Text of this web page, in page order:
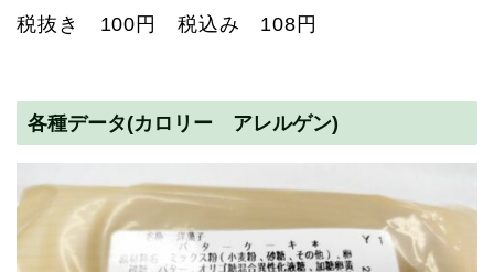
税抜き 100円 税込み 108円
各種データ(カロリー アレルゲン)